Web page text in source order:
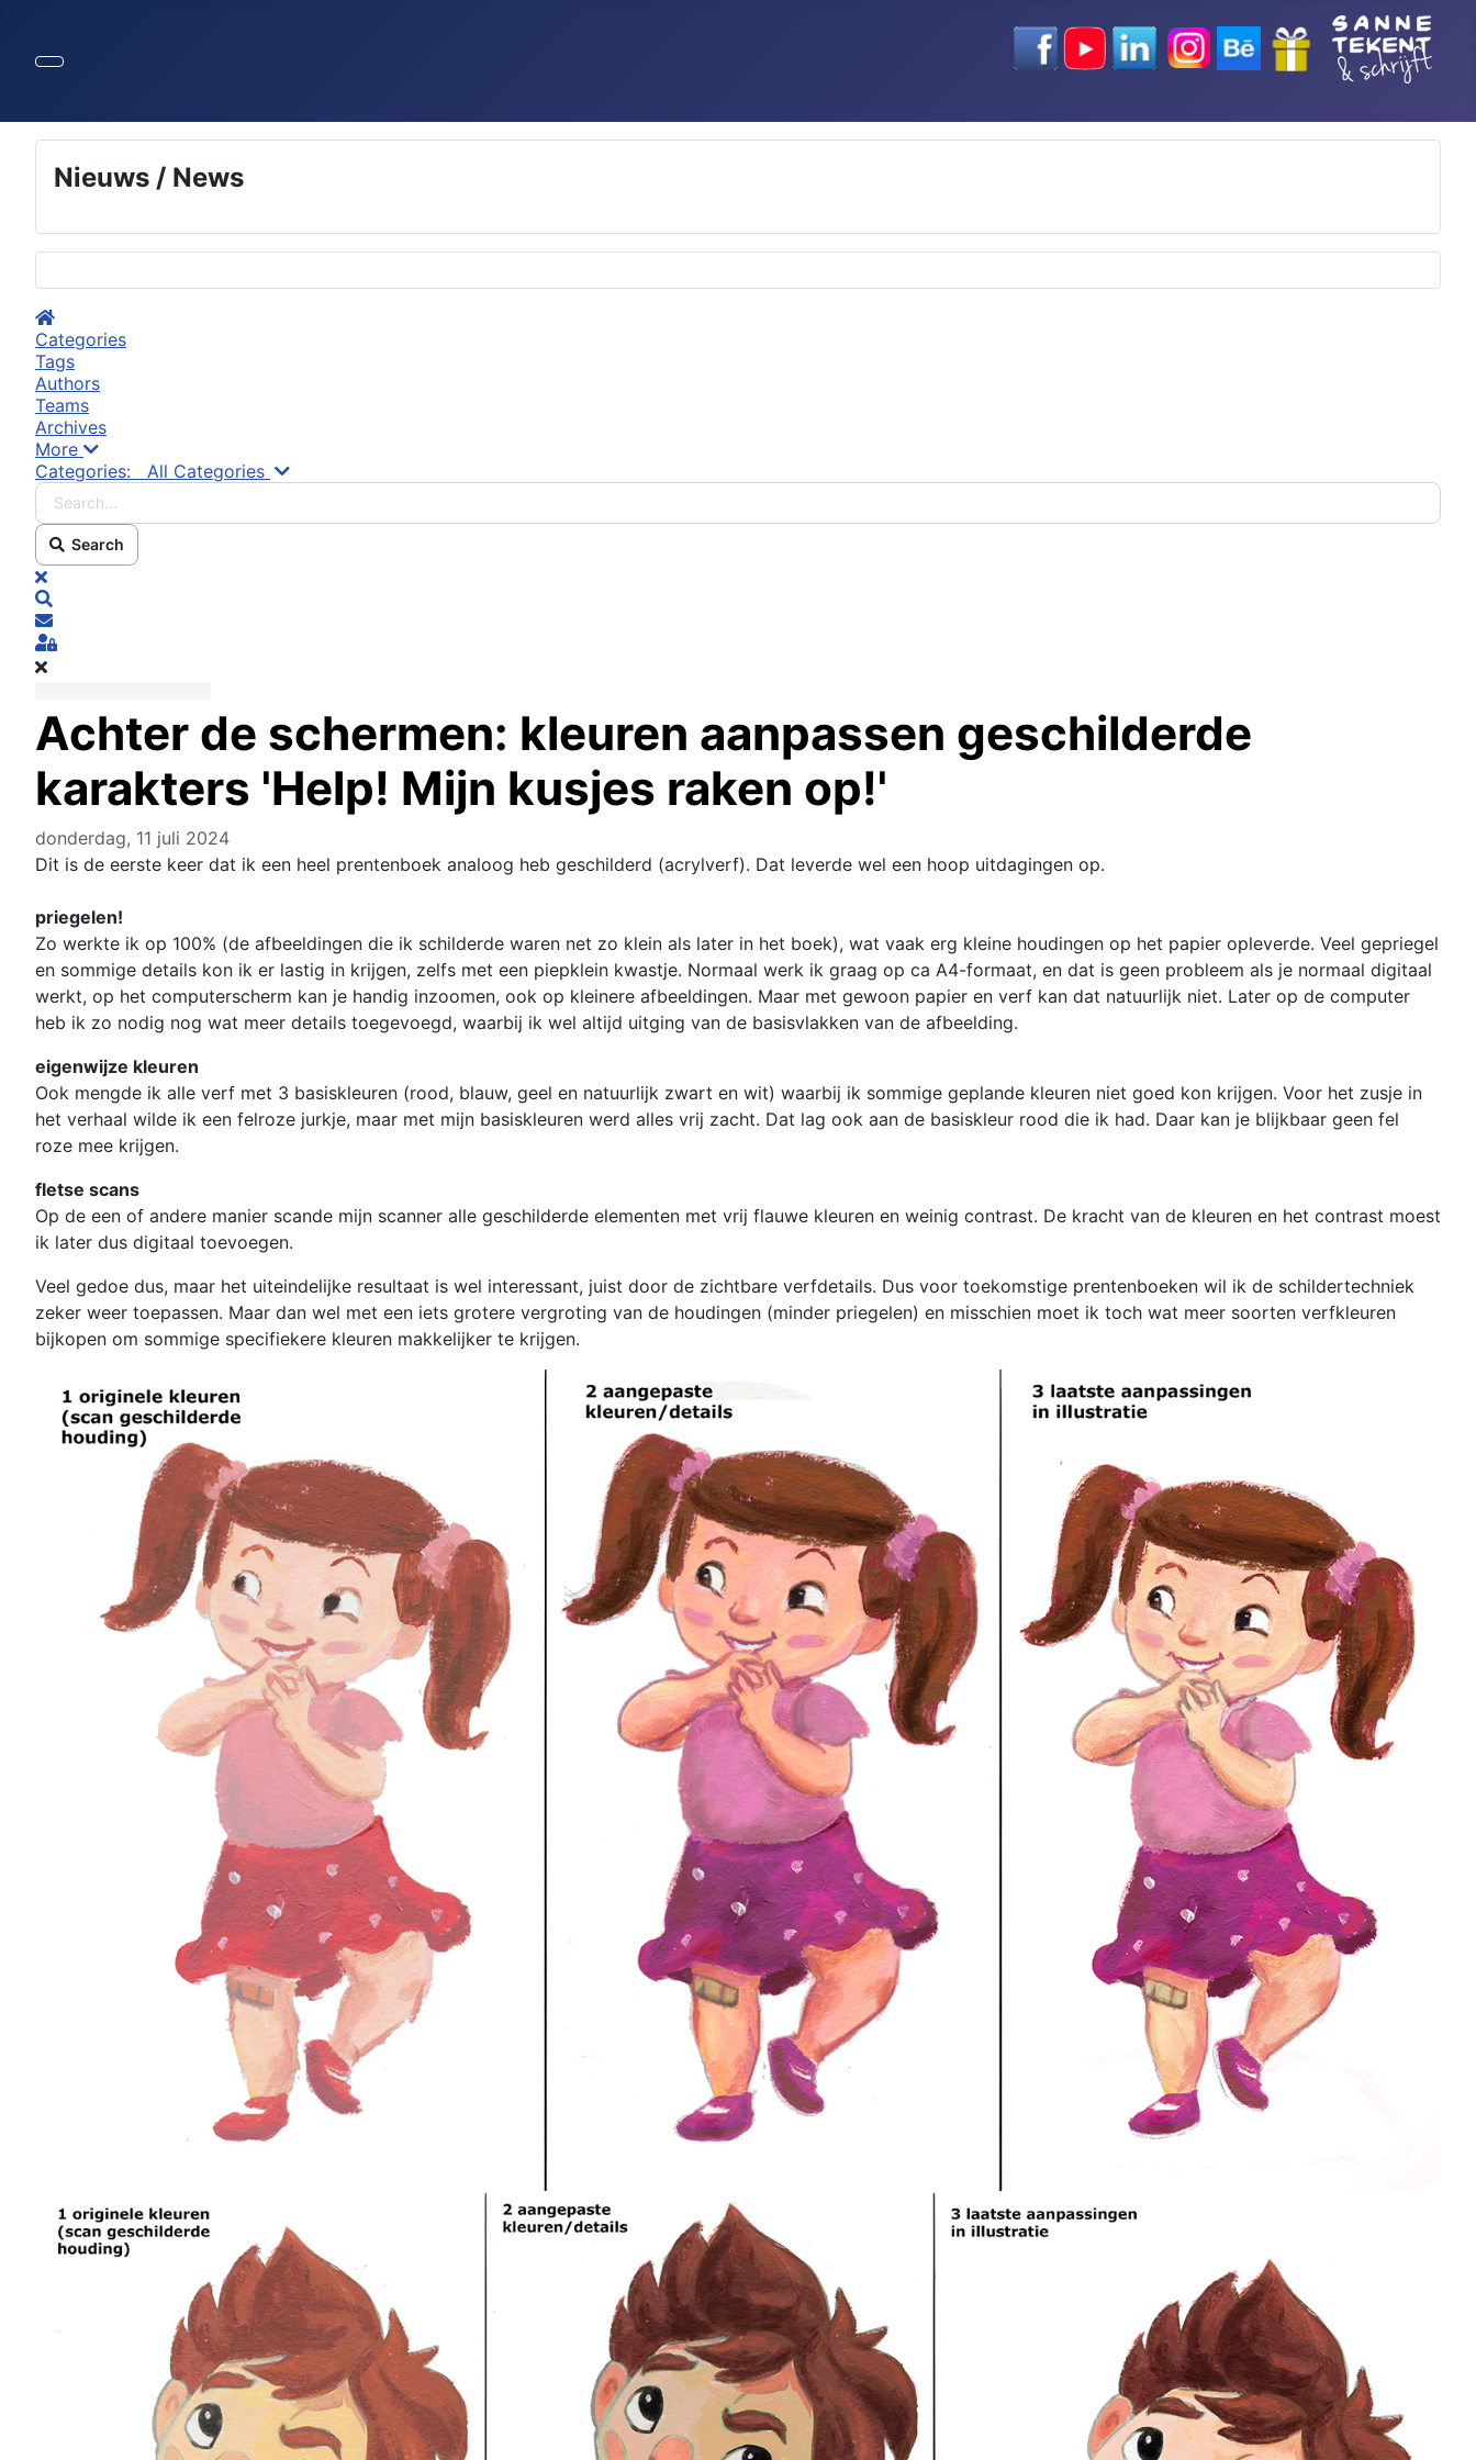
Nieuws / News
Selecteer de taal
Home
Categories
Tags
Authors
Teams
Archives
More
Categories:
All Categories Search...
Search
x
Subscribe to blog
Sign In
Achter de schermen: kleuren aanpassen geschilderde
karakters 'Help! Mijn kusjes raken op!'
donderdag, 11 juli 2024
Dit is de eerste keer dat ik een heel prentenboek analoog heb geschilderd (acrylverf). Dat leverde wel een hoop uitdagingen op.
priegelen!
Zo werkte ik op 100% (de afbeeldingen die ik schilderde waren net zo klein als later in het boek), wat vaak erg kleine houdingen op het papier opleverde. Veel gepriegel
en sommige details kon ik er lastig in krijgen, zelfs met een piepklein kwastje. Normaal werk ik graag op ca A4-formaat, en dat is geen probleem als je normaal digitaal
werkt, op het computerscherm kan je handig inzoomen, ook op kleinere afbeeldingen. Maar met gewoon papier en verf kan dat natuurlijk niet. Later op de computer
heb ik zo nodig nog wat meer details toegevoegd, waarbij ik wel altijd uitging van de basisvlakken van de afbeelding.
eigenwijze kleuren
Ook mengde ik alle verf met 3 basiskleuren (rood, blauw, geel en natuurlijk zwart en wit) waarbij ik sommige geplande kleuren niet goed kon krijgen. Voor het zusje in
het verhaal wilde ik een felroze jurkje, maar met mijn basiskleuren werd alles vrij zacht. Dat lag ook aan de basiskleur rood die ik had. Daar kan je blijkbaar geen fel
roze mee krijgen.
fletse scans
Op de een of andere manier scande mijn scanner alle geschilderde elementen met vrij flauwe kleuren en weinig contrast. De kracht van de kleuren en het contrast moest
ik later dus digitaal toevoegen.
Veel gedoe dus, maar het uiteindelijke resultaat is wel interessant, juist door de zichtbare verfdetails. Dus voor toekomstige prentenboeken wil ik de schildertechniek
zeker weer toepassen. Maar dan wel met een iets grotere vergroting van de houdingen (minder priegelen) en misschien moet ik toch wat meer soorten verfkleuren
bijkopen om sommige specifiekere kleuren makkelijker te krijgen.